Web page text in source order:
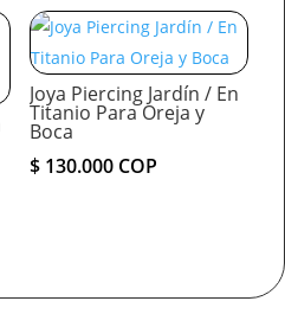
Joya Piercing Jardín / En
Titanio Para Oreja y
Boca
$130.000COP